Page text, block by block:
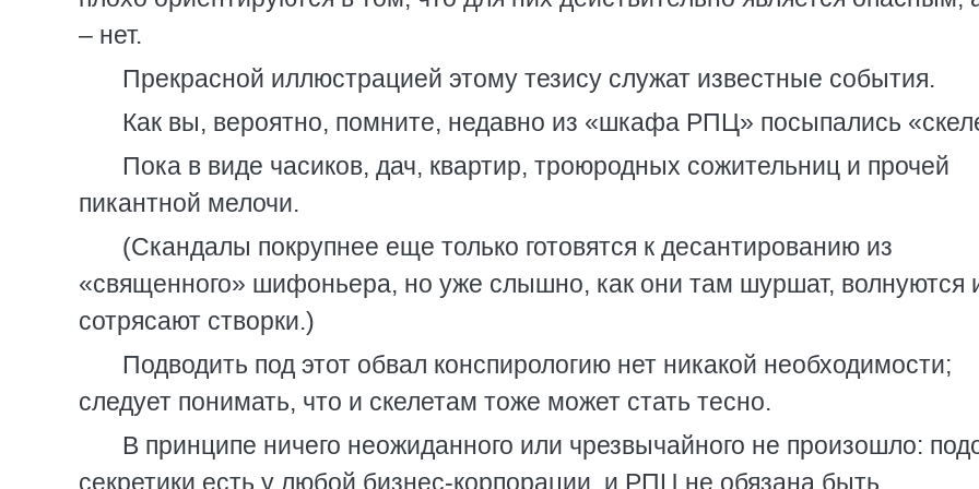
– нет.
Прекрасной иллюстрацией этому тезису служат известные события.
Как вы, вероятно, помните, недавно из «шкафа РПЦ» посыпались
Пока в виде часиков, дач, квартир, троюродных сожительниц и прочей
пикантной мелочи.
(Скандалы покрупнее еще только готовятся к десантированию из
«священного» шифоньера, но уже слышно, как они там шуршат, волнуются
сотрясают створки.)
Подводить под этот обвал конспирологию нет никакой необходимости;
следует понимать, что и скелетам тоже может стать тесно.
В принципе ничего неожиданного или чрезвычайного не произошло:
секретики есть у любой бизнес-корпорации, и РПЦ не обязана быть